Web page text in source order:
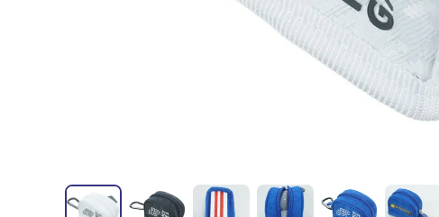
シューレス（紐）タイ
その他ブラ